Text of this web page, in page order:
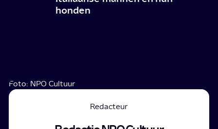
honden
Foto: NPO Cultuur
Redacteur